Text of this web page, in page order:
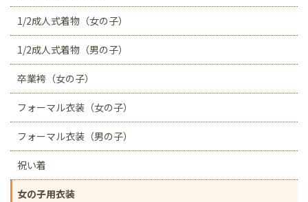
1/2成人式着物（女の子）
1/2成人式着物（男の子）
卒業袴（女の子）
フォーマル衣装（女の子）
フォーマル衣装（男の子）
祝い着
女の子用衣装